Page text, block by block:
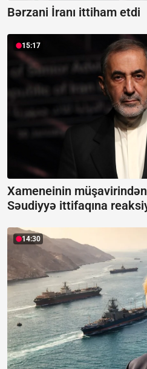
Bərzani İranı ittiham etdi
15:17
Xameneinin
Səudiyyə ittifaqına
14:30